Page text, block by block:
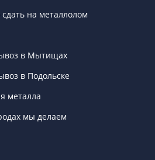
на металлолом
в Мытищах
в Подольске
металла
мы делаем